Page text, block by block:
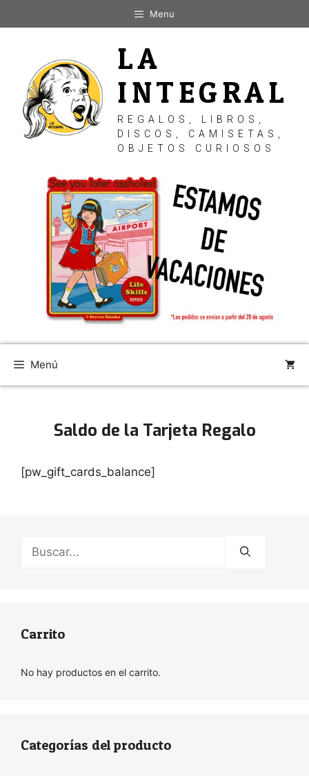
al
Menu
LA
INTEGRAL
REGALOS, LIBROS,
DISCOS, CAMISETAS,
OBJETOS CURIOSOS
Menú
Saldo de la Tarjeta Regalo
[pw_gift_cards_balance]
Carrito
No hay productos en el carrito.
Categorías del producto